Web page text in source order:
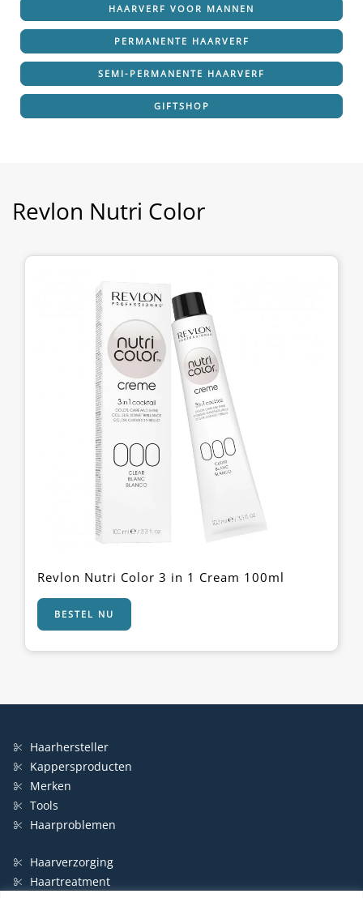
HAARVERF VOOR MANNEN
PERMANENTE HAARVERF
SEMI-PERMANENTE HAARVERF
GIFTSHOP
Revlon Nutri Color
Revlon Nutri Color 3 in 1 Cream 100ml
BESTEL NU
Haarhersteller
Kappersproducten
Merken
Tools
Haarproblemen
Haarverzorging
Haartreatment